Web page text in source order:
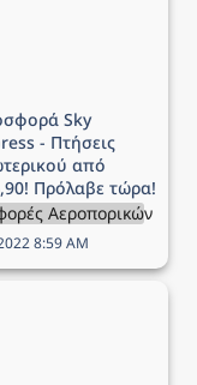
Sky
- Πτήσεις
από
Πρόλαβε τώρα!
Αεροπορικών
8:59 AM
Aegean -